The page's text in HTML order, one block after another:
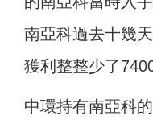
南亞科過去十幾
獲利整整少了
中環持有南亞科